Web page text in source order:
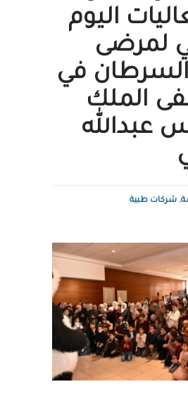
اليوم
لمرضى
في
الملك
عبدالله
, شركات طبية